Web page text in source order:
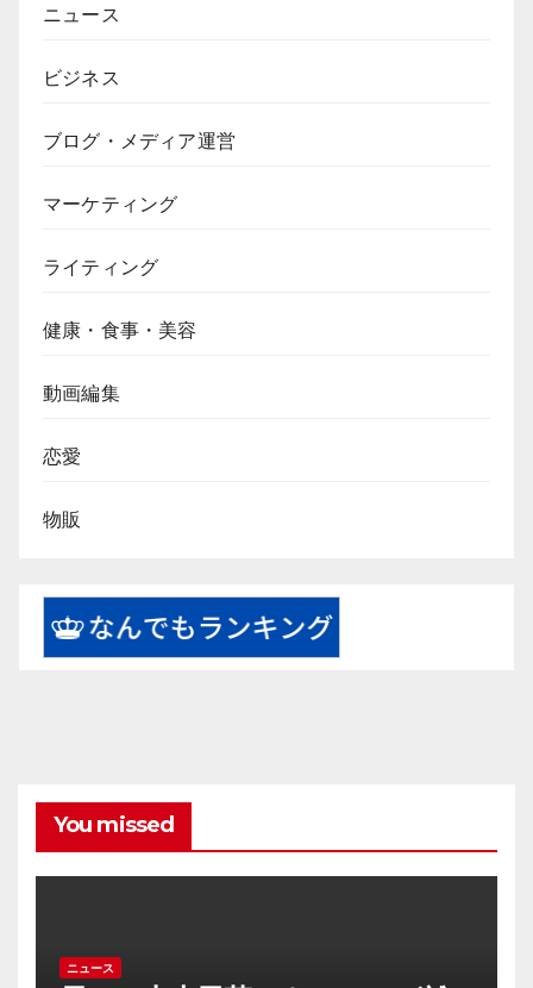
ニュース
ビジネス
ブログ・メディア運営
マーケティング
ライティング
健康・食事・美容
動画編集
恋愛
物販
You missed
ニュース